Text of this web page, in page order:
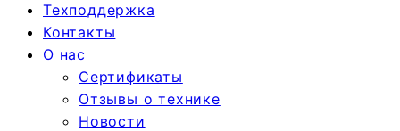
Техподдержка
Контакты
О нас
Сертификаты
Отзывы о технике
Новости